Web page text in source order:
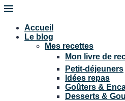
Accueil
Le blog
Mes recettes
Mon livre de
Petit-déjeuners
Idées repas
Goûters &
Desserts &